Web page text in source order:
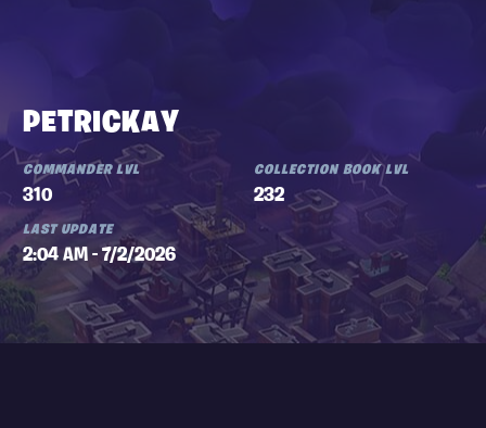
PETRICKAY
COMMANDER LVL
310
COLLECTION BOOK LVL
232
LAST UPDATE
2:04 AM - 7/2/2026